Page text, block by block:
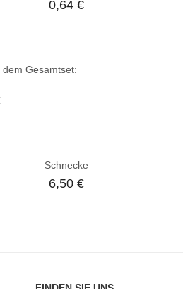
0,64 €
Gesamtset:
Schnecke
6,50 €